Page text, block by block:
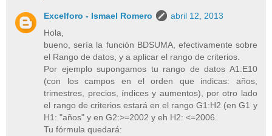
Excelforo - Ismael Romero
abril 12, 2013
Hola,
bueno, sería la función BDSUMA, efectivamente sobre
el Rango de datos, y a aplicar el rango de criterios.
Por ejemplo supongamos tu rango de datos A1:E10
(con los campos en el orden que indicas: años,
trimestres, precios, índices y aumentos), por otro lado
el rango de criterios estará en el rango G1:H2 (en G1 y
H1: "años" y en G2:>=2002 y eh H2: <=2006.
Tu fórmula quedará: